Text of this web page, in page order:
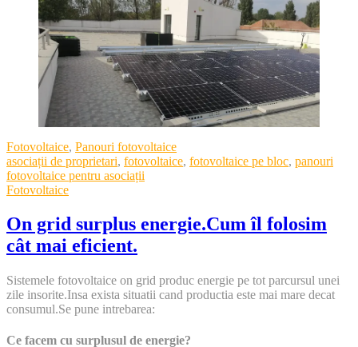
Categories
Fotovoltaice, Panouri fotovoltaice
Tags
asociații de proprietari, fotovoltaice, fotovoltaice pe bloc, panouri
fotovoltaice pentru asociații
Fotovoltaice
On grid surplus energie.Cum îl folosim
cât mai eficient.
Sistemele fotovoltaice on grid produc energie pe tot parcursul unei
zile insorite.Insa exista situatii cand productia este mai mare decat
consumul.Se pune intrebarea:
Ce facem cu surplusul de energie?